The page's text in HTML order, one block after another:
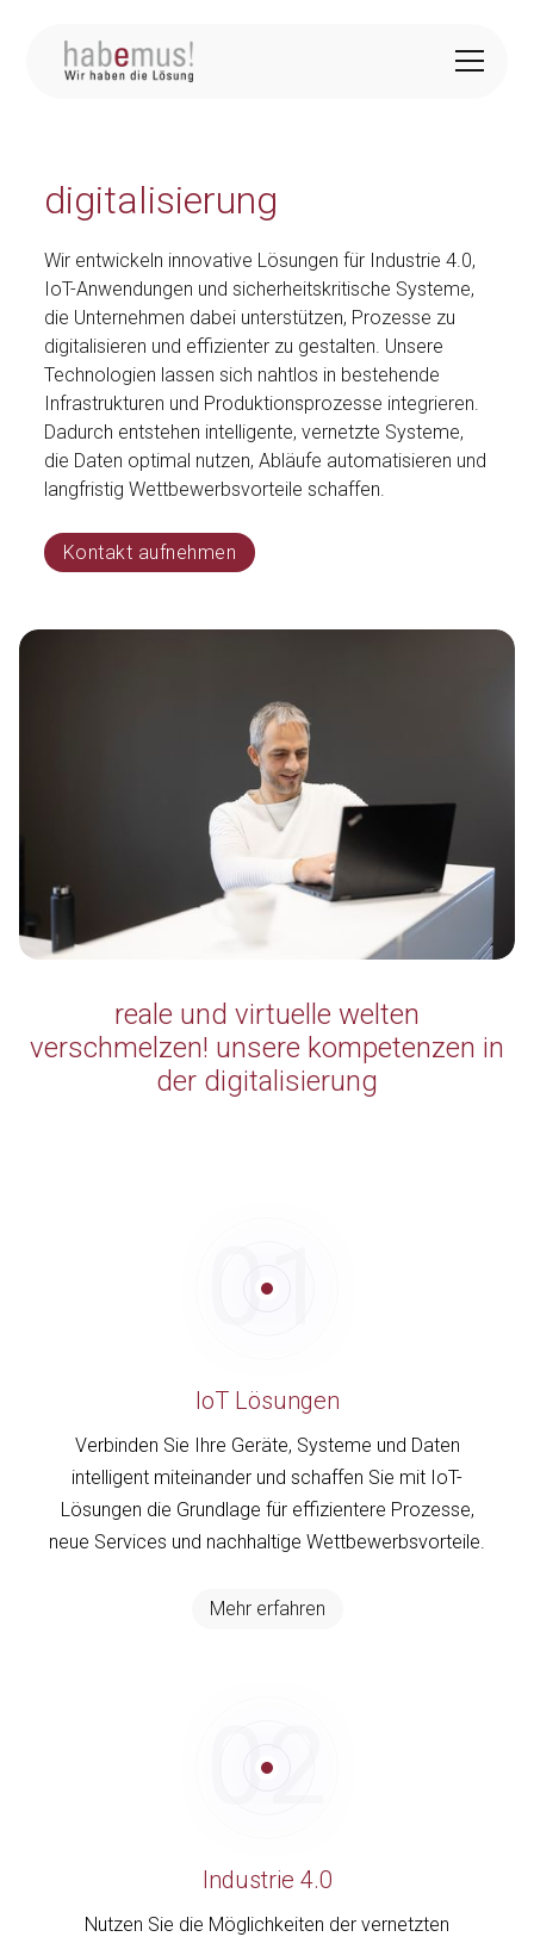
digitalisierung
Wir entwickeln innovative Lösungen für Industrie 4.0,
IoT-Anwendungen und sicherheitskritische Systeme,
die Unternehmen dabei unterstützen, Prozesse zu
digitalisieren und effizienter zu gestalten. Unsere
Technologien lassen sich nahtlos in bestehende
Infrastrukturen und Produktionsprozesse integrieren.
Dadurch entstehen intelligente, vernetzte Systeme,
die Daten optimal nutzen, Abläufe automatisieren und
langfristig Wettbewerbsvorteile schaffen.
Kontakt aufnehmen
reale und virtuelle welten
verschmelzen! unsere kompetenzen in
der digitalisierung
01
IoT Lösungen
Verbinden Sie Ihre Geräte, Systeme und Daten
intelligent miteinander und schaffen Sie mit IoT-
Lösungen die Grundlage für effizientere Prozesse,
neue Services und nachhaltige Wettbewerbsvorteile.
Mehr erfahren
02
Industrie 4.0
Nutzen Sie die Möglichkeiten der vernetzten